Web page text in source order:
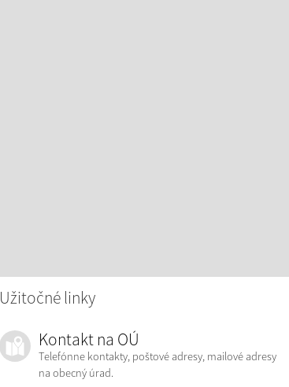
Užitočné linky
Kontakt na OÚ
Telefónne kontakty, poštové adresy, mailové adresy
na obecný úrad.